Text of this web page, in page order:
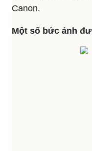
Canon.
Một số bức ảnh